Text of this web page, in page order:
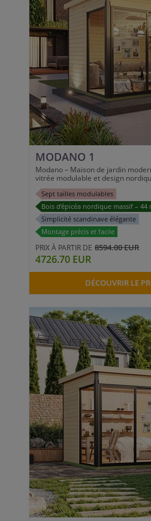
MODANO 1
Modano – Maison de jardin
vitrée modulable et design
Sept tailles modulables
Bois d’épicéa nordique massif – 44
Simplicité scandinave élégante
Montage précis et facile
PRIX À PARTIR DE 8594.00 EUR
4726.70 EUR
DÉCOUVRIR LE